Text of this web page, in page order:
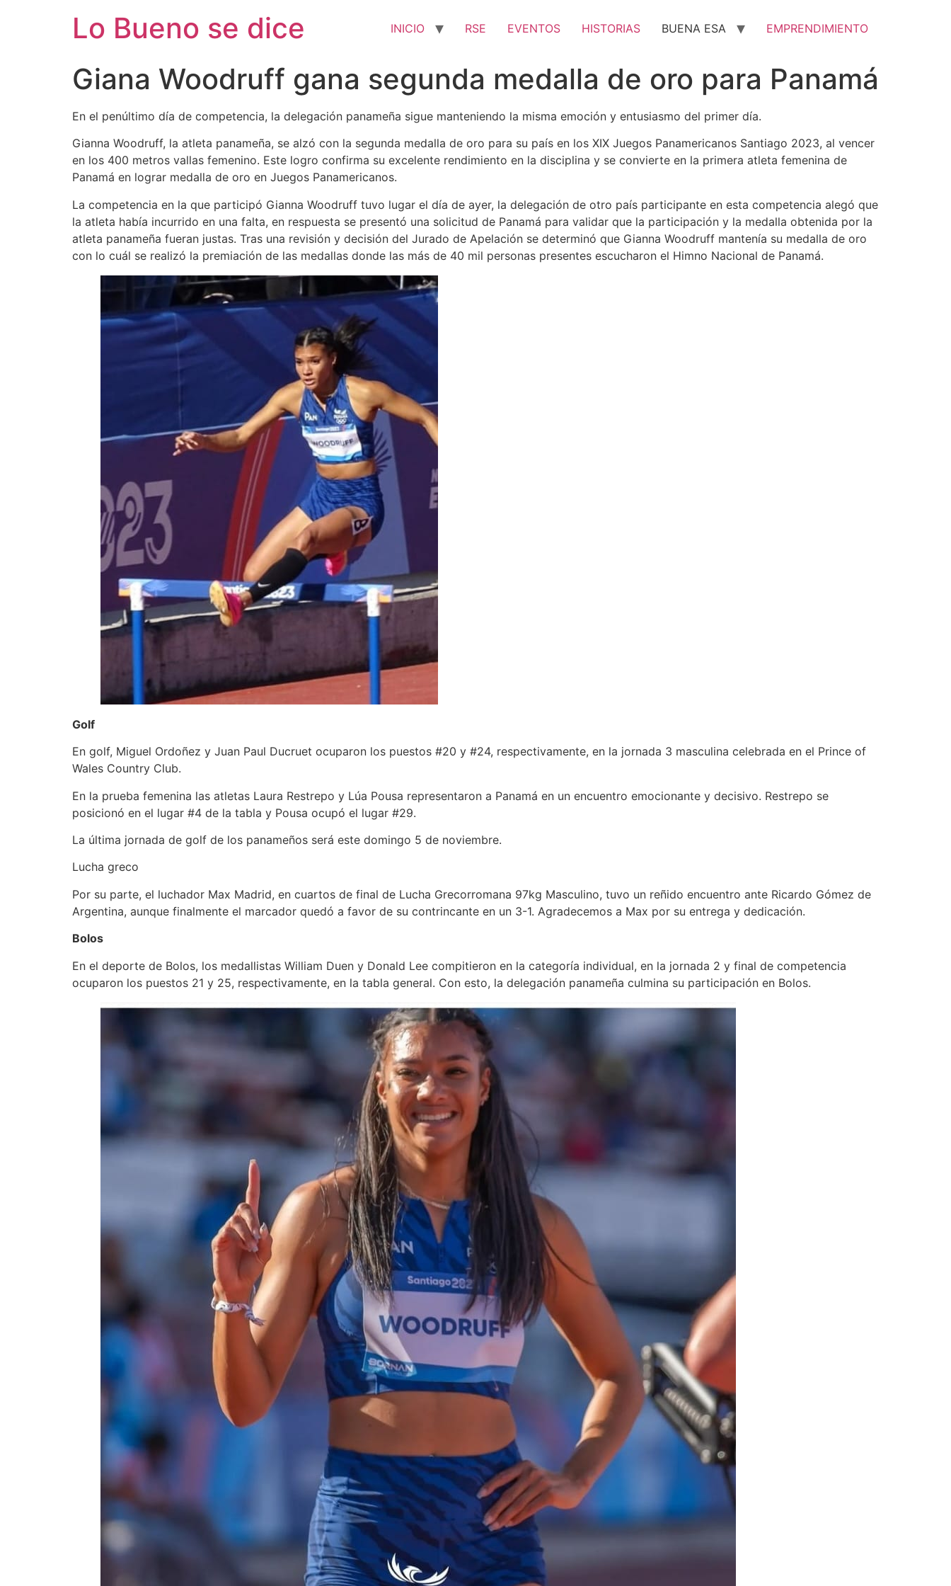
Lo Bueno se dice INICIO RSE EVENTOS HISTORIAS BUENA ESA EMPRENDIMIENTO
Giana Woodruff gana segunda medalla de oro para Panamá
En el penúltimo día de competencia, la delegación panameña sigue manteniendo la misma emoción y entusiasmo del primer día.
Gianna Woodruff, la atleta panameña, se alzó con la segunda medalla de oro para su país en los XIX Juegos Panamericanos Santiago 2023, al vencer
en los 400 metros vallas femenino. Este logro confirma su excelente rendimiento en la disciplina y se convierte en la primera atleta femenina de
Panamá en lograr medalla de oro en Juegos Panamericanos.
La competencia en la que participó Gianna Woodruff tuvo lugar el día de ayer, la delegación de otro país participante en esta competencia alegó que
la atleta había incurrido en una falta, en respuesta se presentó una solicitud de Panamá para validar que la participación y la medalla obtenida por la
atleta panameña fueran justas. Tras una revisión y decisión del Jurado de Apelación se determinó que Gianna Woodruff mantenía su medalla de oro
con lo cuál se realizó la premiación de las medallas donde las más de 40 mil personas presentes escucharon el Himno Nacional de Panamá.
Golf
En golf, Miguel Ordoñez y Juan Paul Ducruet ocuparon los puestos #20 y #24, respectivamente, en la jornada 3 masculina celebrada en el Prince of
Wales Country Club.
En la prueba femenina las atletas Laura Restrepo y Lúa Pousa representaron a Panamá en un encuentro emocionante y decisivo. Restrepo se
posicionó en el lugar #4 de la tabla y Pousa ocupó el lugar #29.
La última jornada de golf de los panameños será este domingo 5 de noviembre.
Lucha greco
Por su parte, el luchador Max Madrid, en cuartos de final de Lucha Grecorromana 97kg Masculino, tuvo un reñido encuentro ante Ricardo Gómez de
Argentina, aunque finalmente el marcador quedó a favor de su contrincante en un 3-1. Agradecemos a Max por su entrega y dedicación.
Bolos
En el deporte de Bolos, los medallistas William Duen y Donald Lee compitieron en la categoría individual, en la jornada 2 y final de competencia
ocuparon los puestos 21 y 25, respectivamente, en la tabla general. Con esto, la delegación panameña culmina su participación en Bolos.